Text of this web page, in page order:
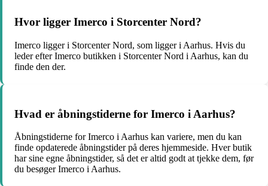
Hvor ligger Imerco i Storcenter Nord?
Imerco ligger i Storcenter Nord, som ligger i Aarhus. Hvis du
leder efter Imerco butikken i Storcenter Nord i Aarhus, kan du
finde den der.
Hvad er åbningstiderne for Imerco i Aarhus?
Åbningstiderne for Imerco i Aarhus kan variere, men du kan
finde opdaterede åbningstider på deres hjemmeside. Hver butik
har sine egne åbningstider, så det er altid godt at tjekke dem, før
du besøger Imerco i Aarhus.